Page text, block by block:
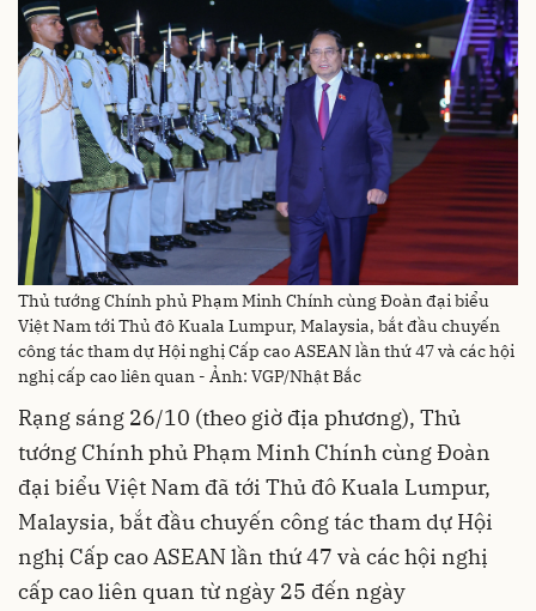
Thủ tướng Chính phủ Phạm Minh Chính cùng Đoàn đại biểu
Việt Nam tới Thủ đô Kuala Lumpur, Malaysia, bắt đầu chuyến
công tác tham dự Hội nghị Cấp cao ASEAN lần thứ 47 và các hội
nghị cấp cao liên quan - Ảnh: VGP/Nhật Bắc
Rạng sáng 26/10 (theo giờ địa phương), Thủ
tướng Chính phủ Phạm Minh Chính cùng Đoàn
đại biểu Việt Nam đã tới Thủ đô Kuala Lumpur,
Malaysia, bắt đầu chuyến công tác tham dự Hội
nghị Cấp cao ASEAN lần thứ 47 và các hội nghị
cấp cao liên quan từ ngày 25 đến ngày